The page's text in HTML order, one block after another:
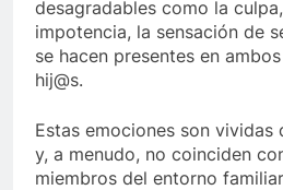
desagradables como la
impotencia, la sensación de
se hacen presentes en
hij@s.
Estas emociones son
y, a menudo, no coinciden
miembros del entorno